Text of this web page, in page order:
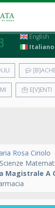
English
Italiano
E[V]ENTI
Rosa Ciriolo
Scienze
Magistrale A